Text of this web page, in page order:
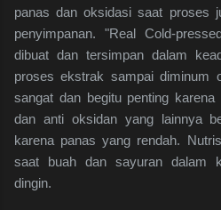
panas dan oksidasi saat proses
penyimpanan. "Real Cold-
dibuat dan tersimpan dalam
proses ekstrak sampai diminum
sangat dan begitu penting
dan anti oksidan yang lainnya
karena panas yang rendah.
saat buah dan sayuran dalam
dingin.